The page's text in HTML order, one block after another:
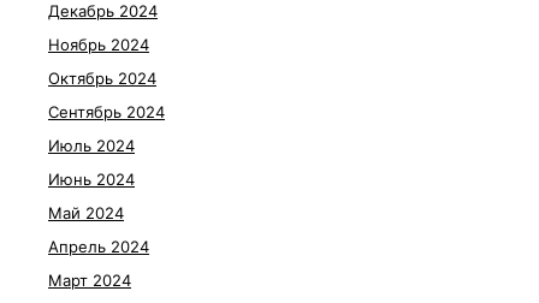
Декабрь 2024
Ноябрь 2024
Октябрь 2024
Сентябрь 2024
Июль 2024
Июнь 2024
Май 2024
Апрель 2024
Март 2024